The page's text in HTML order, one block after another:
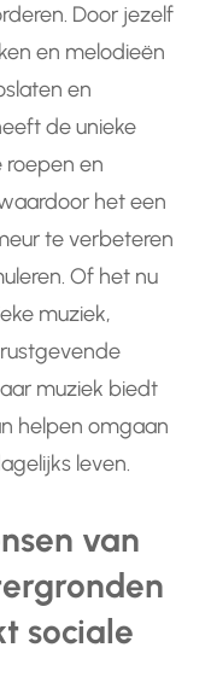
Door jezelf
en melodieën
en
de unieke
en
het een
te verbeteren
Of het nu
muziek,
muziek biedt
helpen omgaan
leven.
van
sociale